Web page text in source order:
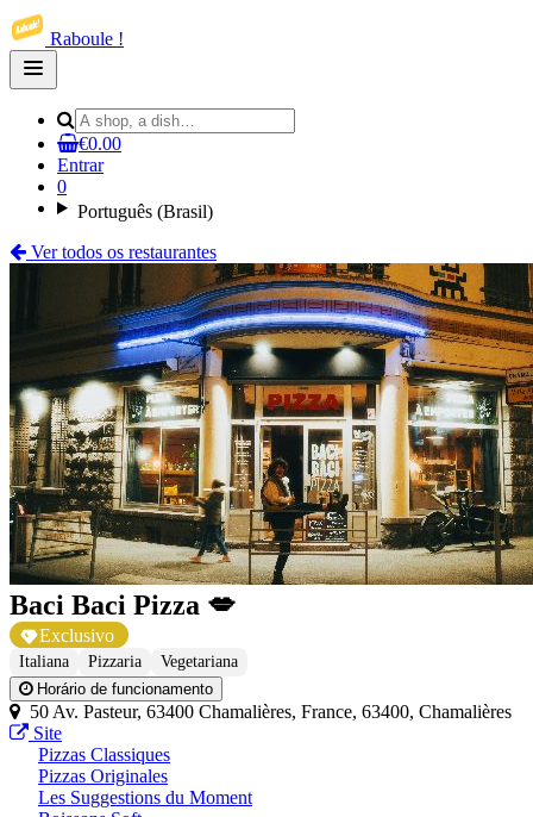
Raboule !
Open
main
€0.00
Entrar
0
Português (Brasil)
Ver todos os restaurantes
Baci Baci Pizza 💋
Exclusivo
Italiana Pizzaria
Vegetariana
Horário de funcionamento
50 Av. Pasteur, 63400 Chamalières, France, 63400, Chamalières
Site
Pizzas Classiques
Pizzas Originales
Les Suggestions du Moment